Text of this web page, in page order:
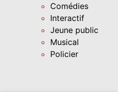
Comédies
Interactif
Jeune public
Musical
Policier